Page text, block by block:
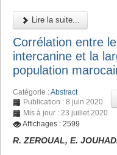
Lire la suite...
Corrélation entre
intercanine et la
population
Catégorie :Abstract
Publication : 8 juin 2020
Mis à jour : 23 juillet 2020
Affichages : 2599
R. ZEROUAL, E.